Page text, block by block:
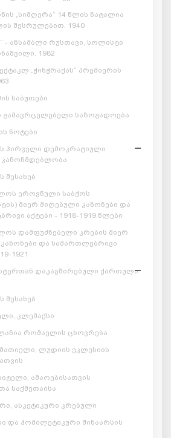
„სიმღერა“ 14 წლის ნატალია
შესრულებით. 1940
- ანსამბლი რუსთავი, სოლისტი
1982
„ჭინჭრაქას“ პრემიერის
საბუთები
გამავრცელებელი საზოგადოება
ნოტები
პირველი დემოკრატიული
კანონმდებლობა
შესახებ
ეროვნული საბჭოს
მიერ მიღებული კანონები და
აქტები - 1918-1919 წლები
დამფუძნებელი კრების მიერ
და სამართლებრივი
1921
დაკავშირებული ქართული
შესახებ
კლემაქსი
რომაელის ცხოვრება
ლუდიის ეკლესიის
ამაოებისათვის
საქმეთაისა
ასკეტიკური კრებული
და ჰომილეტიკური შინაარსის